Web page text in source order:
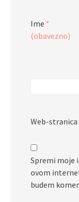
Ime *
(obavezno)
Web-stranica
Spremi moje
ovom
budem